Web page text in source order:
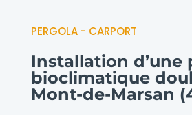
PERGOLA - CARPORT
Installation d’une
bioclimatique
Mont-de-Marsan